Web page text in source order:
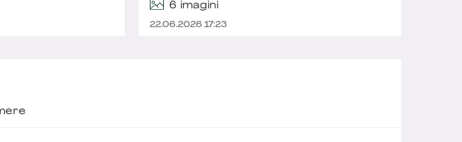
6 imagini
22.06.2026 17:23